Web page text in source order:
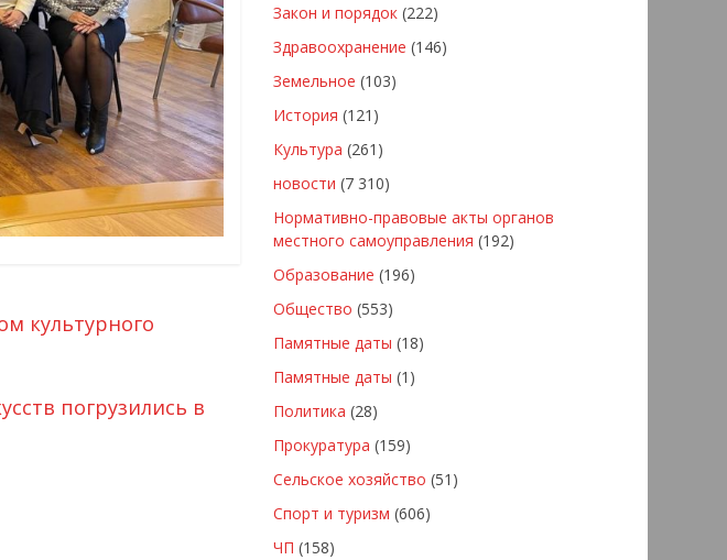
культурного
погрузились в
Закон и порядок (222)
Здравоохранение (146)
Земельное (103)
История (121)
Культура (261)
новости (7 310)
Нормативно-правовые акты органов
местного самоуправления (192)
Образование (196)
Общество (553)
Памятные даты (18)
Памятные даты (1)
Политика (28)
Прокуратура (159)
Сельское хозяйство (51)
Спорт и туризм (606)
ЧП (158)